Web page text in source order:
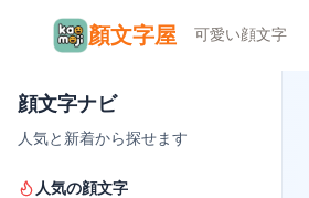
顏文字屋 可愛い顔文字
顔文字ナビ
人気と新着から探せます
人気の顔文字